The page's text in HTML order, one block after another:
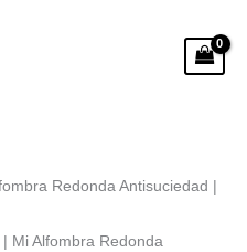
Redonda Antisuciedad |
Mi Alfombra Redonda